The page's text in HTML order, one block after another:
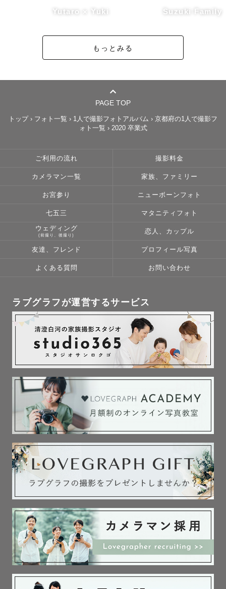
Yutaro × Yuki Suzuki Family
もっとみる
PAGE TOP
トップ › フォト一覧 › 1人で撮影フォトアルバム › 京都府の1人で撮影フ
ォト一覧 › 2020 卒業式
ご利用の流れ 撮影料金
カメラマン一覧 家族、ファミリー
お宮参り ニューボーンフォト
七五三 マタニティフォト
ウェディング
(前撮り、後撮り)
恋人、カップル
友達、フレンド プロフィール写真
よくある質問 お問い合わせ
ラブグラフが運営するサービス